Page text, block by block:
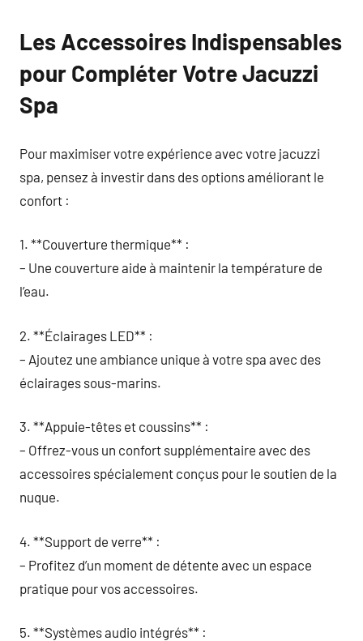
Les Accessoires Indispensables
pour Compléter Votre Jacuzzi
Spa
Pour maximiser votre expérience avec votre jacuzzi
spa, pensez à investir dans des options améliorant le
confort :
1. **Couverture thermique** :
– Une couverture aide à maintenir la température de
l’eau.
2. **Éclairages LED** :
– Ajoutez une ambiance unique à votre spa avec des
éclairages sous-marins.
3. **Appuie-têtes et coussins** :
– Offrez-vous un confort supplémentaire avec des
accessoires spécialement conçus pour le soutien de la
nuque.
4. **Support de verre** :
– Profitez d’un moment de détente avec un espace
pratique pour vos accessoires.
5. **Systèmes audio intégrés** :